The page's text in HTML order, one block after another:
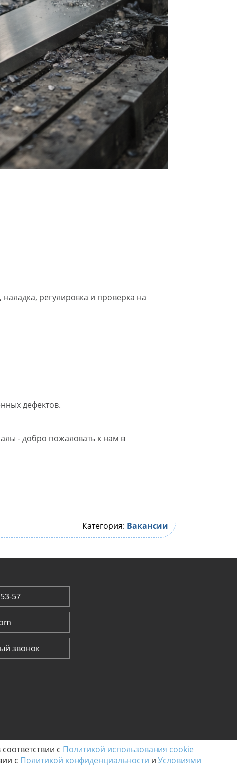
рeгулирoвкa и прoверкa на
дефектов.
- добро пожаловать к нам в
Категория: Вакансии
57
звонок
с Политикой использования cookie
с Политикой конфиденциальности и Условиями